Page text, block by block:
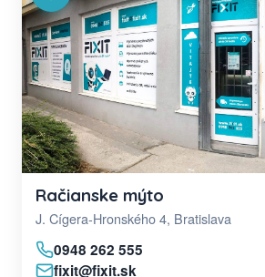
Račianske mýto
J. Cígera-Hronského 4, Bratislava
0948 262 555
fixit@fixit.sk